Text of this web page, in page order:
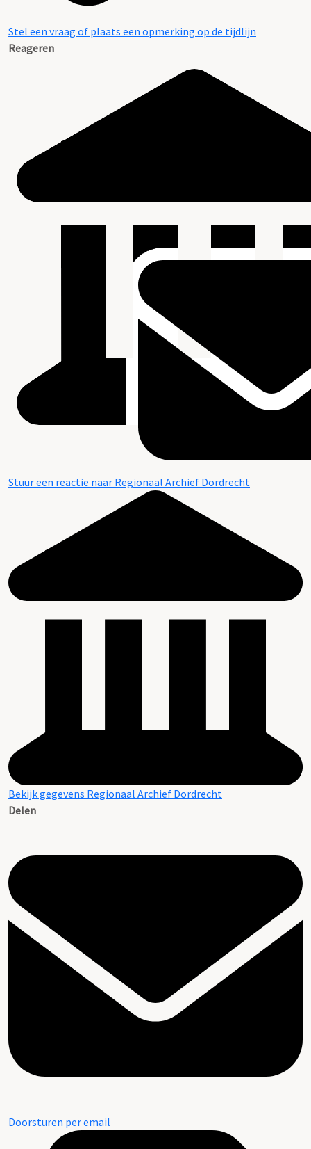
Stel een vraag of plaats een opmerking op de tijdlijn
Reageren
Stuur een reactie naar Regionaal Archief Dordrecht
Bekijk gegevens Regionaal Archief Dordrecht
Delen
Doorsturen per email